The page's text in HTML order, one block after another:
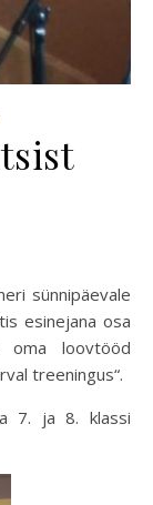
esinejana osa
oma loovtööd
treeningus“.
7. ja 8. klassi